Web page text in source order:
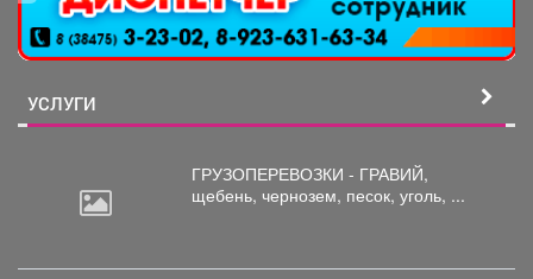
УСЛУГИ
ГРУЗОПЕРЕВОЗКИ - ГРАВИЙ,
щебень, чернозем, песок, уголь, ...